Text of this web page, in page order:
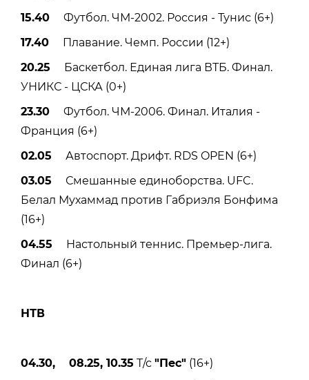
15.40 Футбол. ЧМ-2002. Россия - Тунис (6+)
17.40 Плавание. Чемп. России (12+)
20.25 Баскетбол. Единая лига ВТБ. Финал.
УНИКС - ЦСКА (0+)
23.30 Футбол. ЧМ-2006. Финал. Италия -
Франция (6+)
02.05 Автоспорт. Дрифт. RDS OPEN (6+)
03.05 Смешанные единоборства. UFC.
Белал Мухаммад против Габриэля Бонфима
(16+)
04.55 Настольный теннис. Премьер-лига.
Финал (6+)
НТВ
04.30, 08.25, 10.35 Т/с "Пес" (16+)